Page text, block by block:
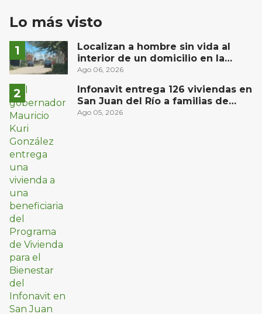
Lo más visto
Localizan a hombre sin vida al
interior de un domicilio en la
comunidad El Rodeo, San Juan del
Ago 06, 2026
Infonavit entrega 126 viviendas en
San Juan del Río a familias de
bajos ingresos
Ago 05, 2026